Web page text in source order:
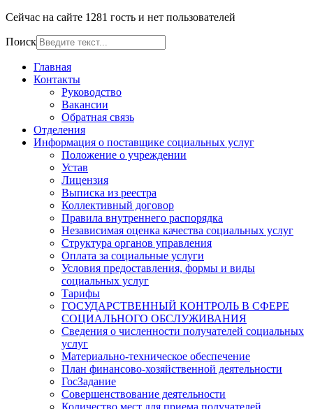
Сейчас на сайте 1281 гость и нет пользователей
Поиск
Главная
Контакты
Руководство
Вакансии
Обратная связь
Отделения
Информация о поставщике социальных услуг
Положение о учреждении
Устав
Лицензия
Выписка из реестра
Коллективный договор
Правила внутреннего распорядка
Независимая оценка качества социальных услуг
Структура органов управления
Оплата за социальные услуги
Условия предоставления, формы и виды
социальных услуг
Тарифы
ГОСУДАРСТВЕННЫЙ КОНТРОЛЬ В СФЕРЕ
СОЦИАЛЬНОГО ОБСЛУЖИВАНИЯ
Сведения о численности получателей социальных
услуг
Материально-техническое обеспечение
План финансово-хозяйственной деятельности
ГосЗадание
Совершенствование деятельности
Количество мест для приема получателей